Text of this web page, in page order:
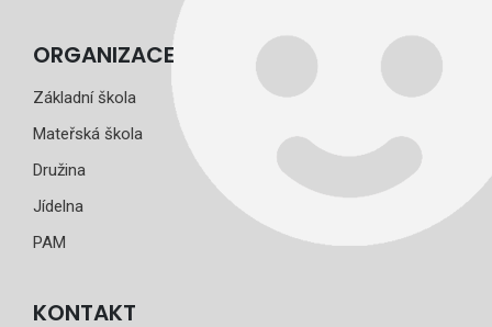
ORGANIZACE
Základní škola
Mateřská škola
Družina
Jídelna
PAM
KONTAKT